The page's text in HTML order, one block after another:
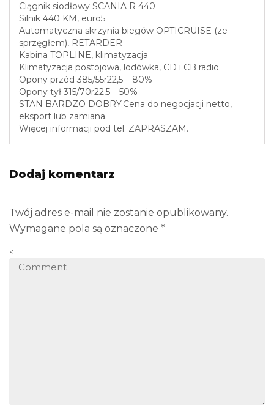
Ciągnik siodłowy SCANIA R 440
Silnik 440 KM, euro5
Automatyczna skrzynia biegów OPTICRUISE (ze
sprzęgłem), RETARDER
Kabina TOPLINE, klimatyzacja
Klimatyzacja postojowa, lodówka, CD i CB radio
Opony przód 385/55r22,5 – 80%
Opony tył 315/70r22,5 – 50%
STAN BARDZO DOBRY.Cena do negocjacji netto,
eksport lub zamiana.
Więcej informacji pod tel. ZAPRASZAM.
Dodaj komentarz
Twój adres e-mail nie zostanie opublikowany.
Wymagane pola są oznaczone *
<